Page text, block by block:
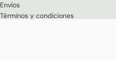
Envíos
Términos y condiciones